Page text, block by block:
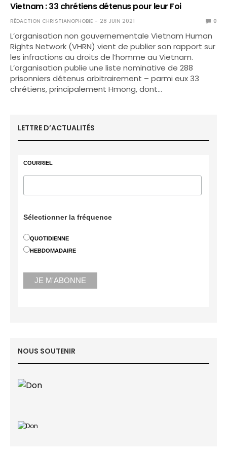
Vietnam : 33 chrétiens détenus pour leur Foi
RÉDACTION CHRISTIANOPHOBIE 28 JUIN 2021 0
L’organisation non gouvernementale Vietnam Human
Rights Network (VHRN) vient de publier son rapport sur
les infractions au droits de l’homme au Vietnam.
L’organisation publie une liste nominative de 288
prisonniers détenus arbitrairement – parmi eux 33
chrétiens, principalement Hmong, dont…
LETTRE D’ACTUALITÉS
COURRIEL
Sélectionner la fréquence
QUOTIDIENNE
HEBDOMADAIRE
NOUS SOUTENIR